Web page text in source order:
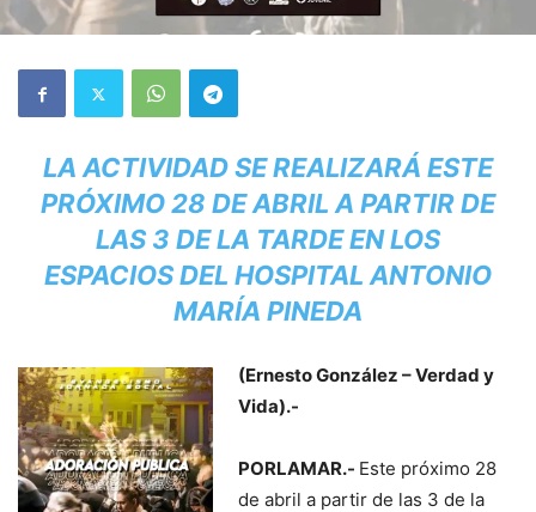
LA ACTIVIDAD SE REALIZARÁ ESTE
PRÓXIMO 28 DE ABRIL A PARTIR DE
LAS 3 DE LA TARDE EN LOS
ESPACIOS DEL HOSPITAL ANTONIO
MARÍA PINEDA
(Ernesto González – Verdad y
Vida).-
PORLAMAR.- Este próximo 28
de abril a partir de las 3 de la